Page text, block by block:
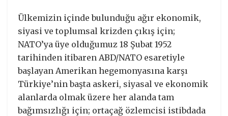
Ülkemizin içinde bulunduğu ağır ekonomik,
siyasi ve toplumsal krizden çıkış için;
NATO’ya üye olduğumuz 18 Şubat 1952
tarihinden itibaren ABD/NATO esaretiyle
başlayan Amerikan hegemonyasına karşı
Türkiye’nin başta askeri, siyasal ve ekonomik
alanlarda olmak üzere her alanda tam
bağımsızlığı için; ortaçağ özlemcisi istibdada